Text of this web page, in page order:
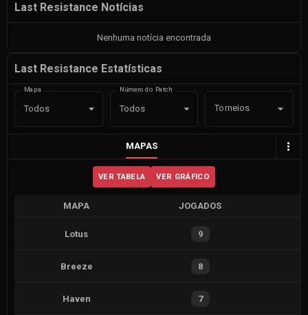
Last Resistance Notícias
Nenhuma notícia encontrada
Last Resistance Estatísticas
Mapa
Todos
Número do Patch
Todos Torneios
MAPAS
VER TABELA VER GRÁFICO
MAPA JOGADOS
Lotus 9
Breeze 8
Haven 7